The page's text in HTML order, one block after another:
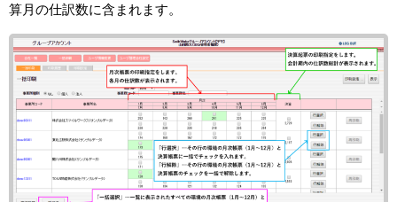
算月の仕訳数に含まれます。